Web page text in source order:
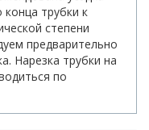
конца трубки к
степени
предварительно
Нарезка трубки на
по